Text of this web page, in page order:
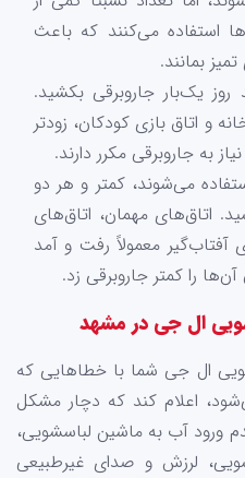
استفاده می‌کنند که باعث
بمانند.
یک‌بار جاروبرقی بکشید.
و اتاق‌ بازی کودکان، زودتر
به جاروبرقی مکرر دارند.
می‌شوند، کمتر و هر دو
اتاق‌های مهمان، اتاق‌های
آفتاب‌گیر معمولاً رفت و آمد
آن‌ها را کمتر جاروبرقی زد.
ال جی در مشهد
ال جی شما با خطاهایی که
اعلام کند که دچار مشکل
ورود آب به ماشین لباسشویی،
لرزش و صدای غیرطبیعی